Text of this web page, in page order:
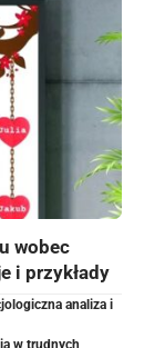
wobec
i przykłady
analiza i
w trudnych